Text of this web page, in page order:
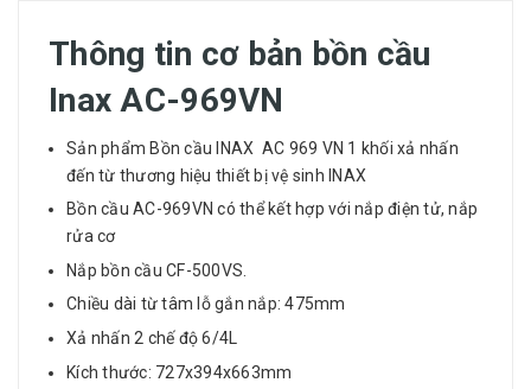
Thông tin cơ bản bồn cầu
Inax AC-969VN
Sản phẩm Bồn cầu
INAX AC 969 VN 1 khối xả nhấn
đến từ thương hiệu thiết bị vệ sinh INAX
Bồn cầu AC-969VN có thể kết hợp với nắp điện tử, nắp
rửa cơ
Nắp bồn cầu CF-500VS.
Chiều dài từ tâm lỗ gắn nắp: 475mm
Xả nhấn 2 chế độ 6/4L
Kích thước: 727x394x663mm